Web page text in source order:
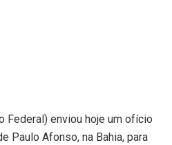
Federal) enviou hoje um ofício
Paulo Afonso, na Bahia, para